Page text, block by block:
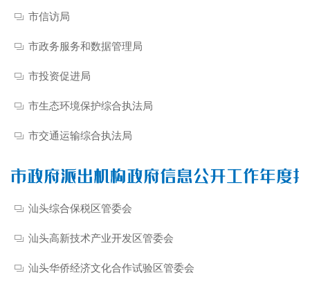
市信访局
市政务服务和数据管理局
市投资促进局
市生态环境保护综合执法局
市交通运输综合执法局
汕头综合保税区管委会
汕头高新技术产业开发区管委会
汕头华侨经济文化合作试验区管委会